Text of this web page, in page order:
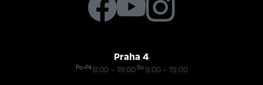
Praha 4
Po-Pá8:00 – 19:00So9:00 – 15:00